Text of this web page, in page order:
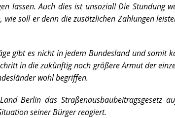
lassen. Auch dies ist unsozial! Die Stundung
wie soll er denn die zusätzlichen Zahlungen
gibt es nicht in jedem Bundesland und somit
in die zukünftig noch größere Armut der
wohl begriffen.
Berlin das Straßenausbaubeitragsgesetz
seiner Bürger reagiert.